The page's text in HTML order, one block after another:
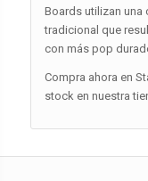
Boards utilizan una
tradicional que
con más pop
Compra ahora en
stock en nuestra